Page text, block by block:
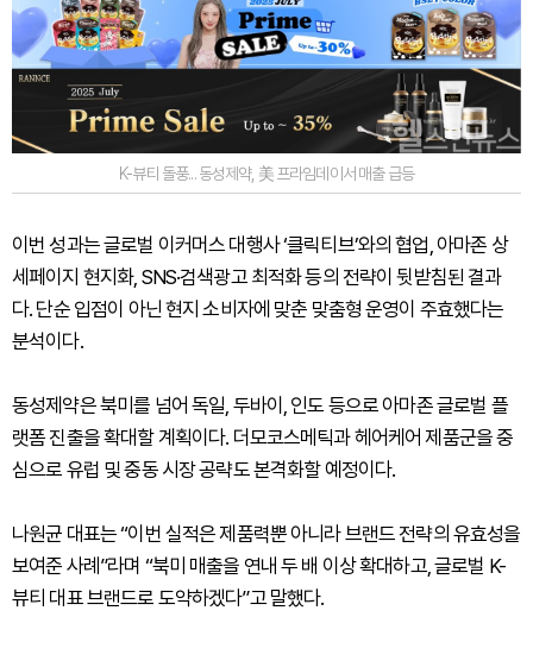
K-뷰티 돌풍... 동성제약, 美 프라임데이서 매출 급등
이번 성과는 글로벌 이커머스 대행사 ‘클릭티브’와의 협업, 아마존 상
세페이지 현지화, SNS·검색광고 최적화 등의 전략이 뒷받침된 결과
다. 단순 입점이 아닌 현지 소비자에 맞춘 맞춤형 운영이 주효했다는
분석이다.
동성제약은 북미를 넘어 독일, 두바이, 인도 등으로 아마존 글로벌 플
랫폼 진출을 확대할 계획이다. 더모코스메틱과 헤어케어 제품군을 중
심으로 유럽 및 중동 시장 공략도 본격화할 예정이다.
나원균 대표는 “이번 실적은 제품력뿐 아니라 브랜드 전략의 유효성을
보여준 사례”라며 “북미 매출을 연내 두 배 이상 확대하고, 글로벌 K-
뷰티 대표 브랜드로 도약하겠다”고 말했다.